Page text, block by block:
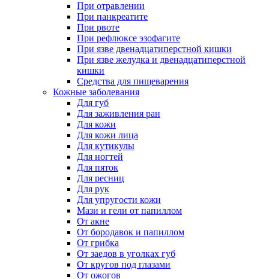
При отравлении
При панкреатите
При рвоте
При рефлюксе эзофагите
При язве двенадцатиперстной кишки
При язве желудка и двенадцатиперстной
кишки
Средства для пищеварения
Кожные заболевания
Для губ
Для заживления ран
Для кожи
Для кожи лица
Для кутикулы
Для ногтей
Для пяток
Для ресниц
Для рук
Для упругости кожи
Мази и гели от папиллом
От акне
От бородавок и папиллом
От грибка
От заедов в уголках губ
От кругов под глазами
От ожогов